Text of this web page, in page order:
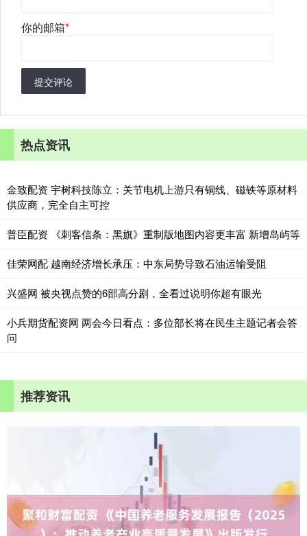
你的邮箱*
提交评论
热点资讯
金致配资 宇树科技陈立：关节电机上游只有铜线、磁铁等原材料
供应商，完全自主可控
普臣配资 《刺客信条：黑旗》重制版地图内容更丰富 新增岛屿等
佳荣网配 越南经济增长承压：中东局势导致石油运输受阻
兴盛网 被央视点赞的6部高分剧，全看过说明你超有眼光
小兵期货配资网 两会今日看点：多位部长将在民生主题记者会答
问
推荐资讯